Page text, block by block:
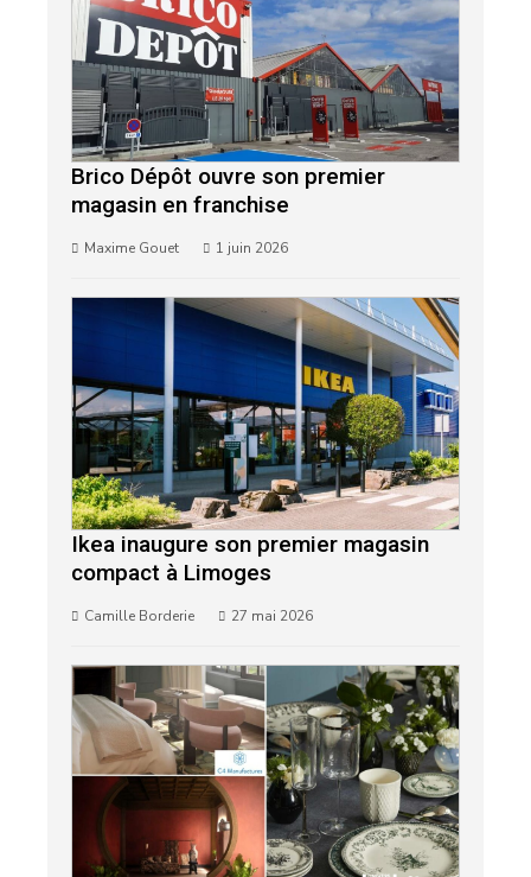
Brico Dépôt ouvre son premier
magasin en franchise
Maxime Gouet 1 juin 2026
Ikea inaugure son premier magasin
compact à Limoges
Camille Borderie 27 mai 2026